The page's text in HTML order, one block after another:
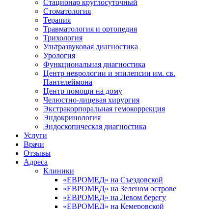
Стационар круглосуточный
Стоматология
Терапия
Травматология и ортопедия
Трихология
Ультразвуковая диагностика
Урология
Функциональная диагностика
Центр неврологии и эпилепсии им. св.
Пантелеймона
Центр помощи на дому
Челюстно-лицевая хирургия
Экстракорпоральная гемокоррекция
Эндокринология
Эндоскопическая диагностика
Услуги
Врачи
Отзывы
Адреса
Клиники
«ЕВРОМЕД» на Съездовской
«ЕВРОМЕД» на Зеленом острове
«ЕВРОМЕД» на Левом берегу
«ЕВРОМЕД» на Кемеровской